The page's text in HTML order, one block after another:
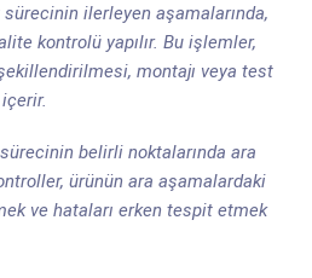
ilerleyen aşamalarında,
kontrolü yapılır. Bu işlemler,
montajı veya test
belirli noktalarında ara
ürünün ara aşamalardaki
ve hataları erken tespit etmek